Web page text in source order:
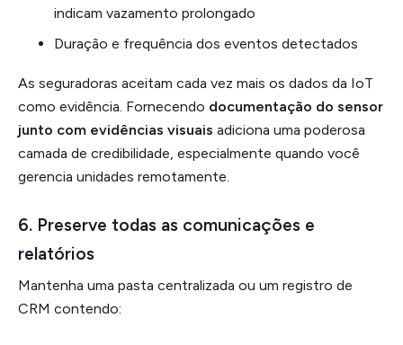
indicam vazamento prolongado
Duração e frequência dos eventos detectados
As seguradoras aceitam cada vez mais os dados da IoT
como evidência. Fornecendo documentação do sensor
junto com evidências visuais adiciona uma poderosa
camada de credibilidade, especialmente quando você
gerencia unidades remotamente.
6. Preserve todas as comunicações e
relatórios
Mantenha uma pasta centralizada ou um registro de
CRM contendo: